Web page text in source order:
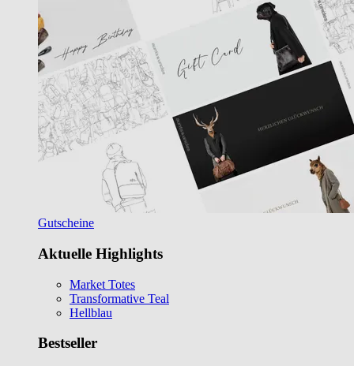
Gutscheine
Aktuelle Highlights
Market Totes
Transformative Teal
Hellblau
Bestseller